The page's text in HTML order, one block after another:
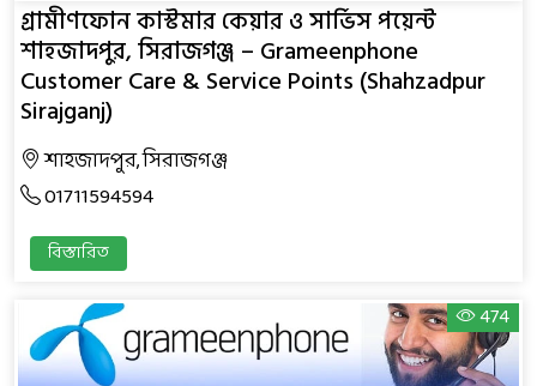
গ্রামীণফোন কাস্টমার কেয়ার ও সার্ভিস পয়েন্ট
শাহজাদপুর, সিরাজগঞ্জ – Grameenphone
Customer Care & Service Points (Shahzadpur
Sirajganj)
শাহজাদপুর, সিরাজগঞ্জ
01711594594
বিস্তারিত
474